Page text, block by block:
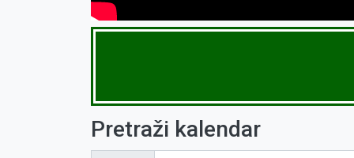
Pretraži kalendar